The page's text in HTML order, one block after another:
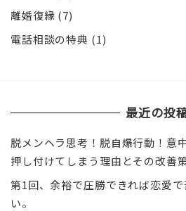
離婚復縁 (7)
電話相談の特典 (1)
最近の投
脱メンヘラ思考！脱自爆行動！意
押し付けてしまう理由とその改善策
第1回、余裕で圧勝できれば恋愛
い。